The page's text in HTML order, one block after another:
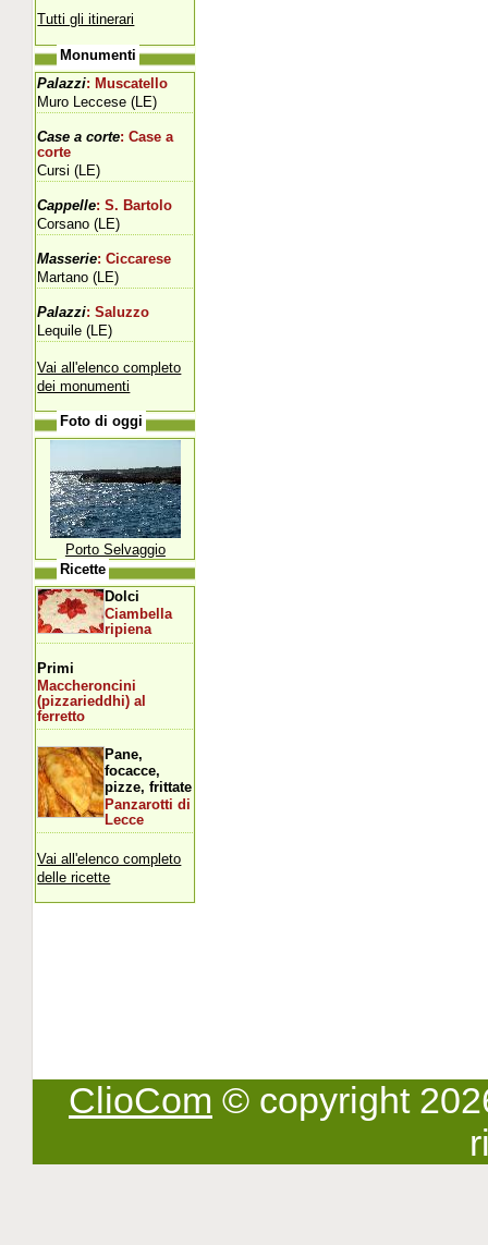
Tutti gli itinerari
Monumenti
Palazzi: Muscatello
Muro Leccese (LE)
Case a corte: Case a
corte
Cursi (LE)
Cappelle: S. Bartolo
Corsano (LE)
Masserie: Ciccarese
Martano (LE)
Palazzi: Saluzzo
Lequile (LE)
Vai all'elenco completo
dei monumenti
Foto di oggi
Porto Selvaggio
Ricette
Dolci
Ciambella
ripiena
Primi
Maccheroncini
(pizzarieddhi) al
ferretto
Pane,
focacce,
pizze, frittate
Panzarotti di
Lecce
Vai all'elenco completo
delle ricette
ClioCom © copyright